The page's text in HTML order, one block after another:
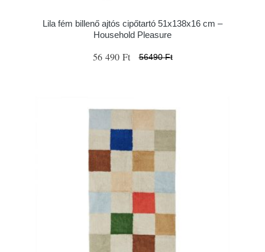
Lila fém billenő ajtós cipőtartó 51x138x16 cm –
Household Pleasure
56 490 Ft 56490 Ft